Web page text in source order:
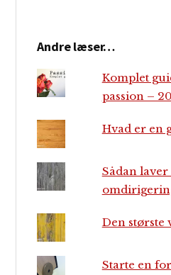
Andre læser…
Komplet
passion –
Hvad er en
Sådan
Den største
Starte en